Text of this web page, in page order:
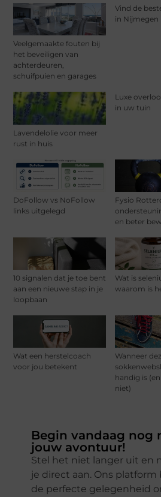
Veelgemaakte fouten bij
het beveiligen van
achterdeuren,
schuifpuien en garages
Vind de
in Nijmegen
Lavendelolie voor meer
rust in huis
Luxe
in uw tuin
DoFollow vs NoFollow
links uitgelegd
Fysio
en beter
10 signalen dat je toe bent
aan een nieuwe stap in je
loopbaan
Wat is
waarom is
Wat een herstelcoach
voor jou betekent
Wanneer
handig is
niet)
Begin vandaag nog
jouw avontuur!
Stel het niet langer uit en
je direct aan. Ons platform
de perfecte gelegenheid